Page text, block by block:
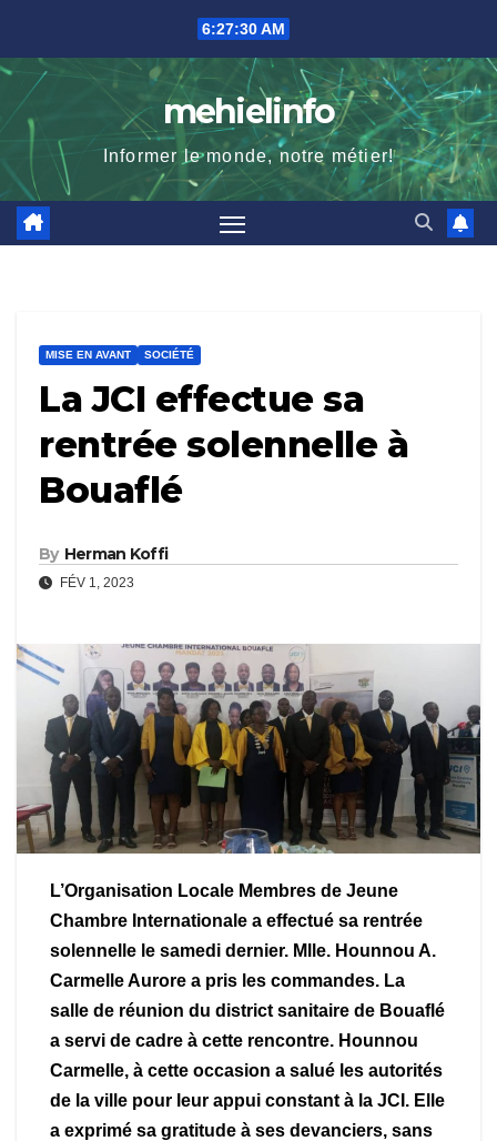
content
6:27:31 AM
mehielinfo
Informer le monde, notre métier!
MISE EN AVANT SOCIÉTÉ
La JCI effectue sa
rentrée solennelle à
Bouaflé
By Herman Koffi
FÉV 1, 2023
L’Organisation Locale Membres de Jeune
Chambre Internationale a effectué sa rentrée
solennelle le samedi dernier. Mlle. Hounnou A.
Carmelle Aurore a pris les commandes. La
salle de réunion du district sanitaire de Bouaflé
a servi de cadre à cette rencontre. Hounnou
Carmelle, à cette occasion a salué les autorités
de la ville pour leur appui constant à la JCI. Elle
a exprimé sa gratitude à ses devanciers, sans